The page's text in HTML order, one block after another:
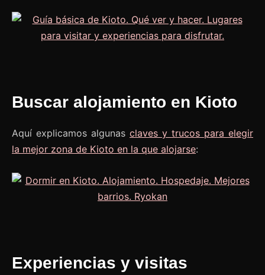
Buscar alojamiento en Kioto
Aquí explicamos algunas claves y trucos para elegir
la mejor zona de Kioto en la que alojarse:
Experiencias y visitas